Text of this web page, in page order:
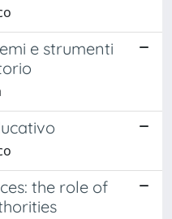
e strumenti
the role of